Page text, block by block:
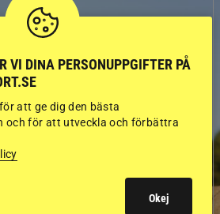
VI DINA PERSONUPPGIFTER PÅ
att ge dig den bästa
och för att utveckla och förbättra
Okej